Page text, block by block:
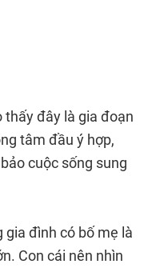
thấy đây là gia đoạn
tâm đầu ý hợp,
cuộc sống sung
gia đình có bố mẹ là
Con cái nên nhìn